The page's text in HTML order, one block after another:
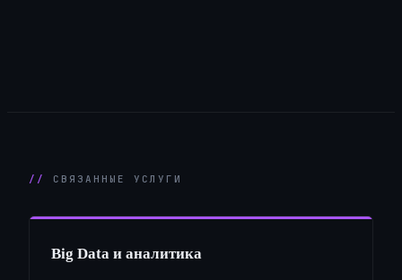
СВЯЗАННЫЕ УСЛУГИ
Big Data и аналитика